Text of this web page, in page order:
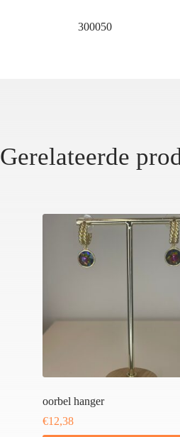
300050
Gerelateerde
oorbel hanger
€12,38